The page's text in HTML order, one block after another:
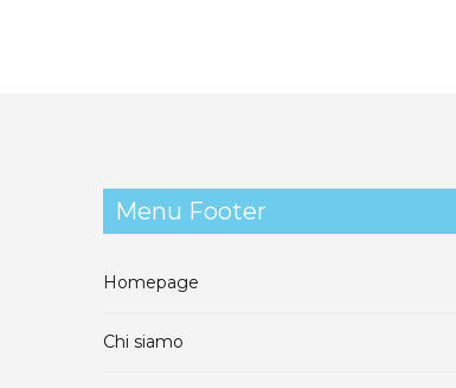
Menu Footer
Homepage
Chi siamo